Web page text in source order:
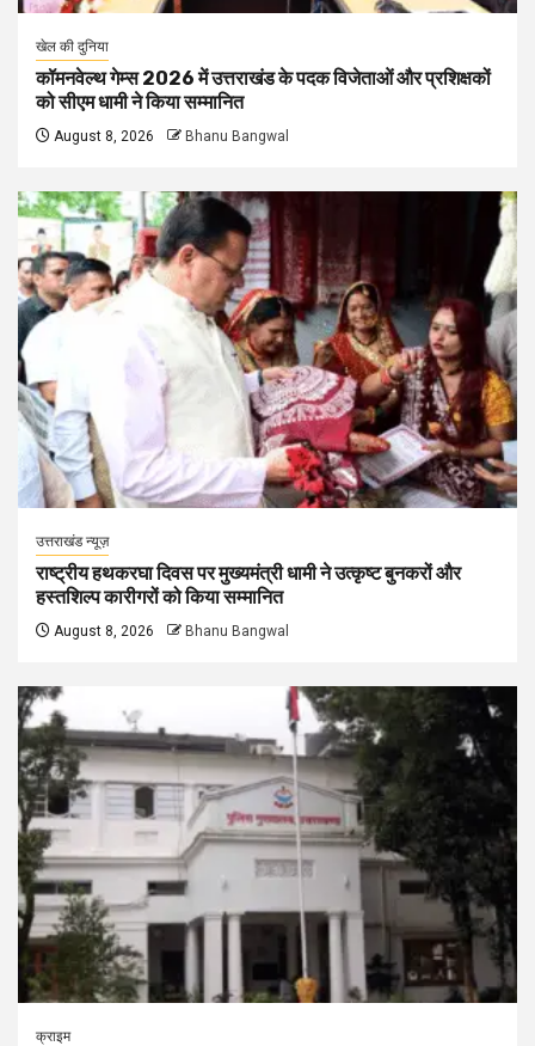
खेल की दुनिया
कॉमनवेल्थ गेम्स 2026 में उत्तराखंड के पदक विजेताओं और प्रशिक्षकों
को सीएम धामी ने किया सम्मानित
August 8, 2026 Bhanu Bangwal
उत्तराखंड न्यूज़
राष्ट्रीय हथकरघा दिवस पर मुख्यमंत्री धामी ने उत्कृष्ट बुनकरों और
हस्तशिल्प कारीगरों को किया सम्मानित
August 8, 2026 Bhanu Bangwal
क्राइम